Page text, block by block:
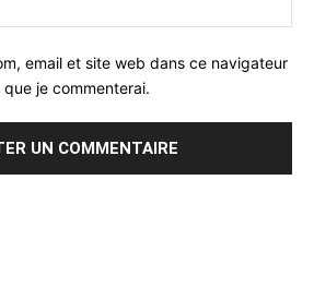
email et site web dans ce navigateur
je commenterai.